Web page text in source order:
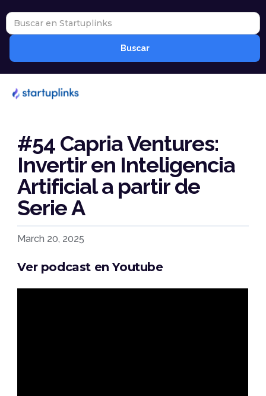
#54 Capria Ventures:
Invertir en Inteligencia
Artificial a partir de
Serie A
March 20, 2025
Ver podcast en Youtube